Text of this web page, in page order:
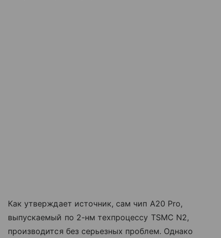
Как утверждает источник, сам чип A20 Pro,
выпускаемый по 2-нм техпроцессу TSMC N2,
производится без серьезных проблем. Однако